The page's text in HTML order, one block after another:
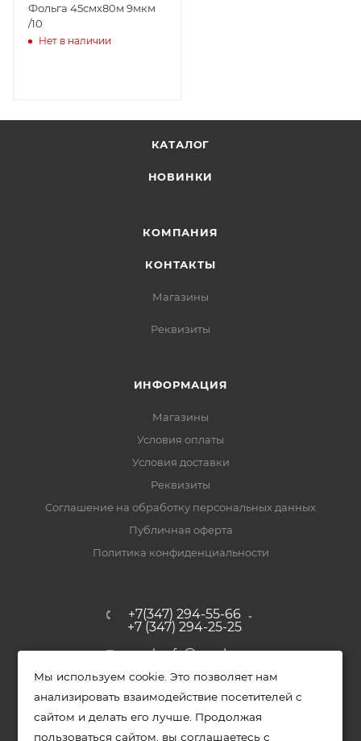
Фольга 45смх80м 9мкм
/10
Нет в наличии
КАТАЛОГ
НОВИНКИ
КОМПАНИЯ
КОНТАКТЫ
Магазины
Реквизиты
ИНФОРМАЦИЯ
Магазины
Условия оплаты
Условия доставки
Реквизиты
Соглашение на обработку персональных данных
Публичная оферта
Политика конфиденциальности
+7(347) 294-55-66
+7 (347) 294-25-25
upak-ufa@yandex.ru
Уфимский район, с. Зубово, ул.
Полевая, д. 44/2, к. 2
Мы используем cookie. Это позволяет нам
анализировать взаимодействие посетителей с
сайтом и делать его лучше. Продолжая
пользоваться сайтом, вы соглашаетесь с